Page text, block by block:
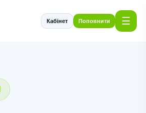
Кабінет Поповнити ☰